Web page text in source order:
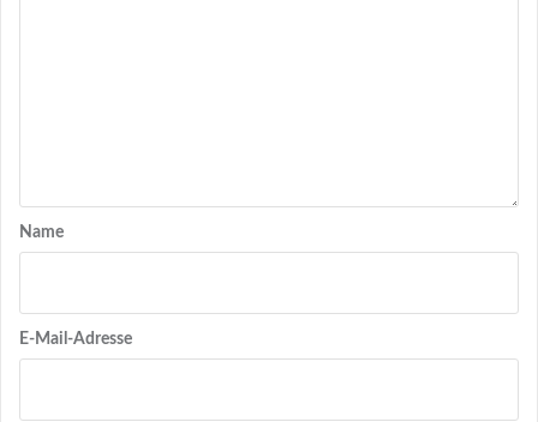
Name
E-Mail-Adresse